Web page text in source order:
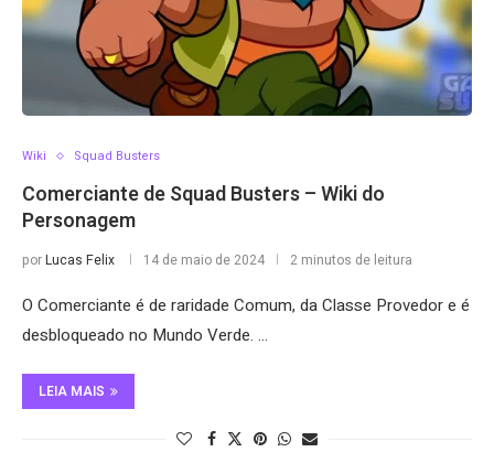
Wiki Squad Busters
Comerciante de Squad Busters – Wiki do
Personagem
porLucas Felix 14 de maio de 2024 2 minutos de leitura
O Comerciante é de raridade Comum, da Classe Provedor e é
desbloqueado no Mundo Verde. …
LEIA MAIS